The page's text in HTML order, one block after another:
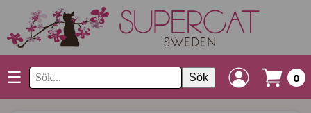
☰ Sök 0